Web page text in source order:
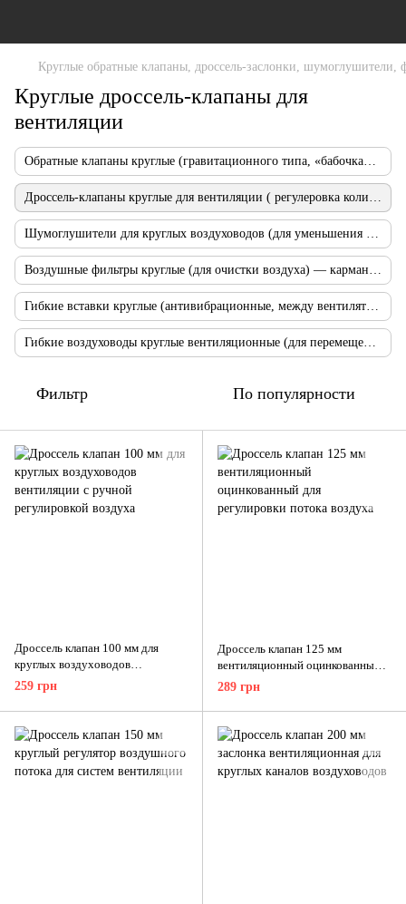
Круглые обратные клапаны, дроссель-заслонки,
Круглые дроссель-клапаны для
вентиляции
Обратные клапаны круглые (гравитационного типа, «бабочка» от обратной тяги)
Дроссель-клапаны круглые для вентиляции ( регулеровка количества воздуха)
Шумоглушители для круглых воздуховодов (для уменьшения шума)
Воздушные фильтры круглые (для очистки воздуха) — карманные, кассетные, жировые
Гибкие вставки круглые (антивибрационные, между вентилятором и воздуховодом)
Гибкие воздуховоды круглые вентиляционные (для перемещения воздуха)
Фильтр По популярности
Дроссель клапан 100 мм для
круглых воздуховодов
вентиляции с ручной
регулировкой воздуха
259 грн
Дроссель клапан 125 мм
вентиляционный оцинкованный
для регулировки потока воздуха
289 грн